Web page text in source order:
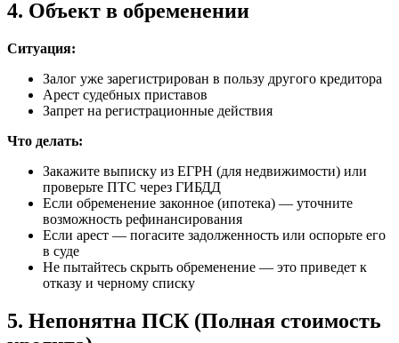
4. Объект в обременении
Ситуация:
Залог уже зарегистрирован в пользу другого кредитора
Арест судебных приставов
Запрет на регистрационные действия
Что делать:
Закажите выписку из ЕГРН (для недвижимости) или
проверьте ПТС через ГИБДД
Если обременение законное (ипотека) — уточните
возможность рефинансирования
Если арест — погасите задолженность или оспорьте его
в суде
Не пытайтесь скрыть обременение — это приведет к
отказу и черному списку
5. Непонятна ПСК (Полная стоимость